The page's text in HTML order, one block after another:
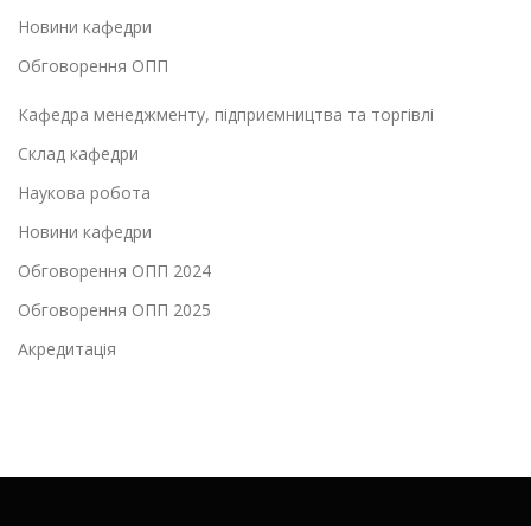
Новини кафедри
Обговорення ОПП
Кафедра менеджменту, підприємництва та торгівлі
Склад кафедри
Наукова робота
Новини кафедри
Обговорення ОПП 2024
Обговорення ОПП 2025
Акредитація